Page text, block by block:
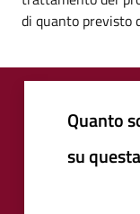
di quanto previsto
Quanto
su